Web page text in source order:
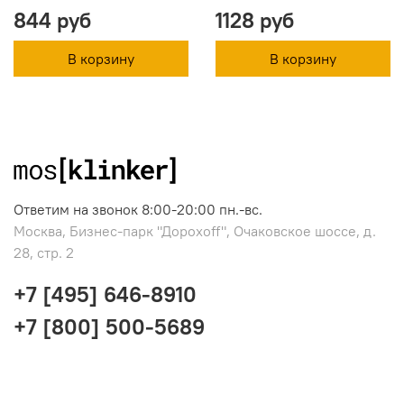
844 руб
В корзину
1128 руб
В корзину
Ответим на звонок 8:00-20:00 пн.-вс.
Москва, Бизнес-парк "Дорохоff", Очаковское шоссе, д.
28, стр. 2
+7 [495] 646-8910
+7 [800] 500-5689